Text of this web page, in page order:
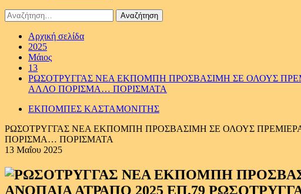
Αναζήτηση
για:
Αρχική σελίδα
2025
Μάιος
13
ΡΩΣΟΤΡΥΓΓΑΣ ΝΕΑ ΕΚΠΟΜΠΗ ΠΡΟΣΒΑΣΙΜΗ ΣΕ ΟΛΟΥΣ
ΑΛΛΟ ΠΟΡΙΣΜΑ… ΠΟΡΙΣΜΑΤΑ
ΕΚΠΟΜΠΕΣ ΚΑΣΤΑΜΟΝΙΤΗΣ
ΡΩΣΟΤΡΥΓΓΑΣ ΝΕΑ ΕΚΠΟΜΠΗ ΠΡΟΣΒΑΣΙΜΗ ΣΕ ΟΛΟΥΣ
ΠΟΡΙΣΜΑ… ΠΟΡΙΣΜΑΤΑ
13 Μαΐου 2025